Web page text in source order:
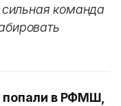
команда
попали в РФМШ,